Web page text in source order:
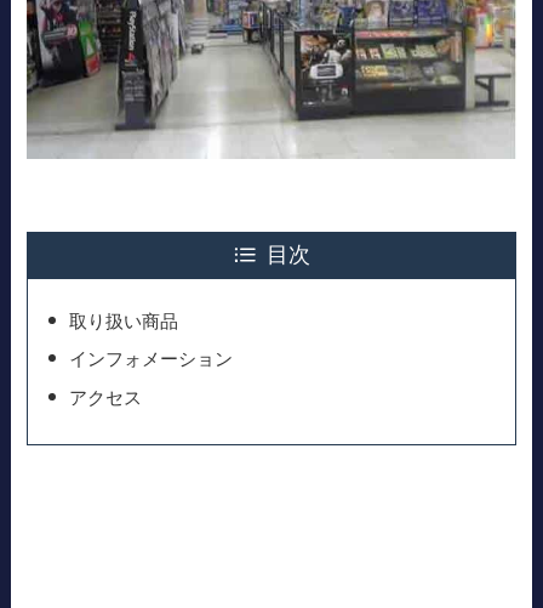
目次
取り扱い商品
インフォメーション
アクセス